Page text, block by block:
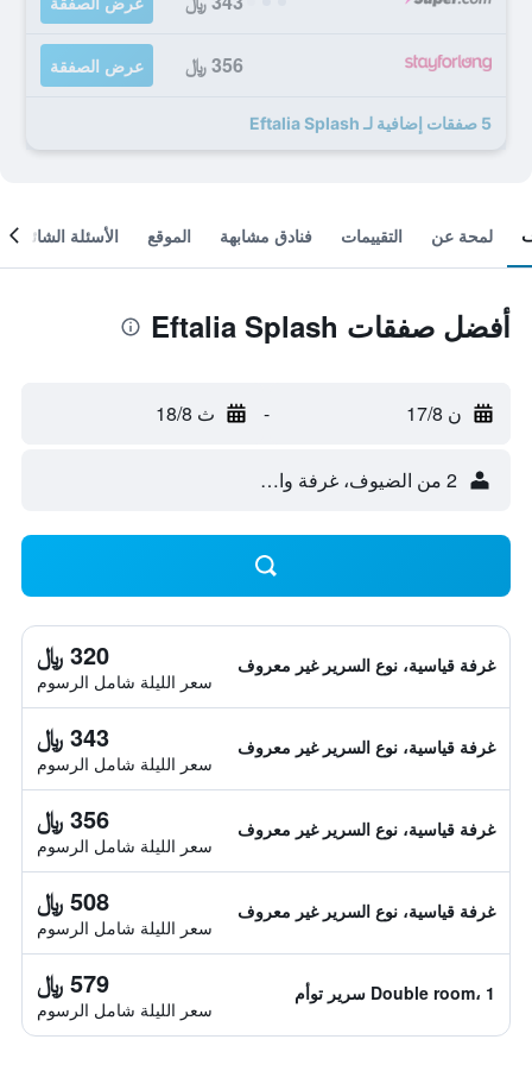
356 ﷼ عرض الصفقة
5 صفقات إضافية لـ Eftalia Splash
لمحة عن التقييمات فنادق مشابهة الموقع الأسئلة الشائعة
أفضل صفقات Eftalia Splash
ن 17/8 - ث 18/8
2 من الضيوف، غرفة واحدة
غرفة قياسية، نوع السرير غير معروف 320 ﷼
سعر الليلة شامل الرسوم
غرفة قياسية، نوع السرير غير معروف 343 ﷼
سعر الليلة شامل الرسوم
غرفة قياسية، نوع السرير غير معروف 356 ﷼
سعر الليلة شامل الرسوم
غرفة قياسية، نوع السرير غير معروف 508 ﷼
سعر الليلة شامل الرسوم
Double room، 1 سرير توأم 579 ﷼
سعر الليلة شامل الرسوم